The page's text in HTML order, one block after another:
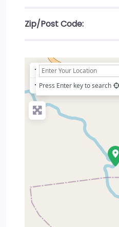
Zip/Post Code:
+
−Press Enter key to search